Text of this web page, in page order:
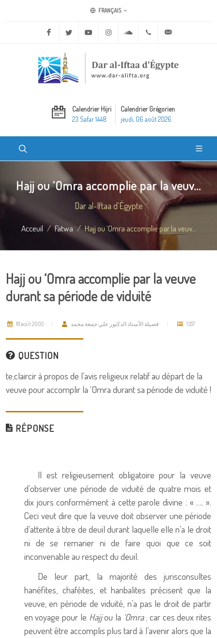
FRANÇAIS
Facebook Twitter Youtube Instagram Soundcloud+20 2 25970400
Calendrier Hijri
23 Safar 1448
Calendrier Grégorien
jeudi, 06 août 2026
Hajj ou ‘Omra accomplie par la veuv...
Dar al-Iftaa d'Égypte
Acceuil Fatwa Hajj ou ‘Omra accomplie par la veuv...
Hajj ou ‘Omra accomplie par la veuve
durant sa période de viduité
18 août 2005 فضيلة الأستاذ الدكتور علي جمعة محمد 1357
QUESTION
te;claircir à propos de l’avis religieux relatif au départ de la
veuve pour accomplir la ‘Omra durant sa période de viduité !
RÉPONSE
Il est religieusement obligatoire pour la veuve
d’observer une période de viduité de quatre mois et
dix jours conformément à cette parole divine : « …. ».
Ceci veut dire que la veuve doit observer une période
d’attente à titre de deuil durant laquelle elle n’a le droit
ni de se remarier ni de faire quoi que ce soit
inconvenable au respect du deuil.
De leur part, la majorité des jurisconsultes
hanéfites, chaféites, et hanbalites précisent que la
veuve, en période de viduité, n’a pas le droit de partir
en voyage pour le Hajjou la ‘Omra; car ces deux rites
peuvent être accomplis plus tard à l’avenir alors que la